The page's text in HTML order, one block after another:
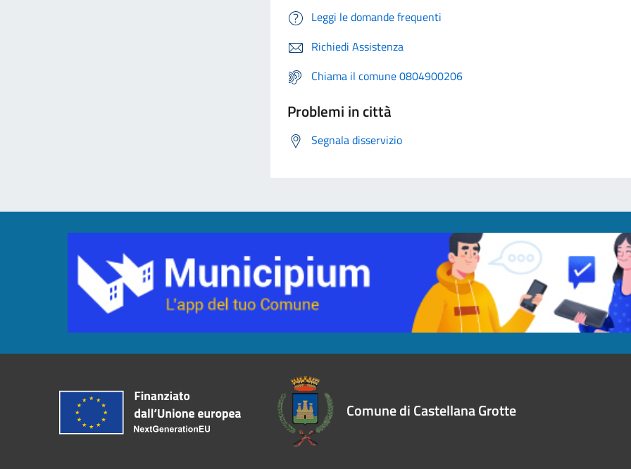
Leggi le domande frequenti
Richiedi Assistenza
Chiama il comune 0804900206
Problemi in città
Segnala disservizio
Comune di Castellana Grotte